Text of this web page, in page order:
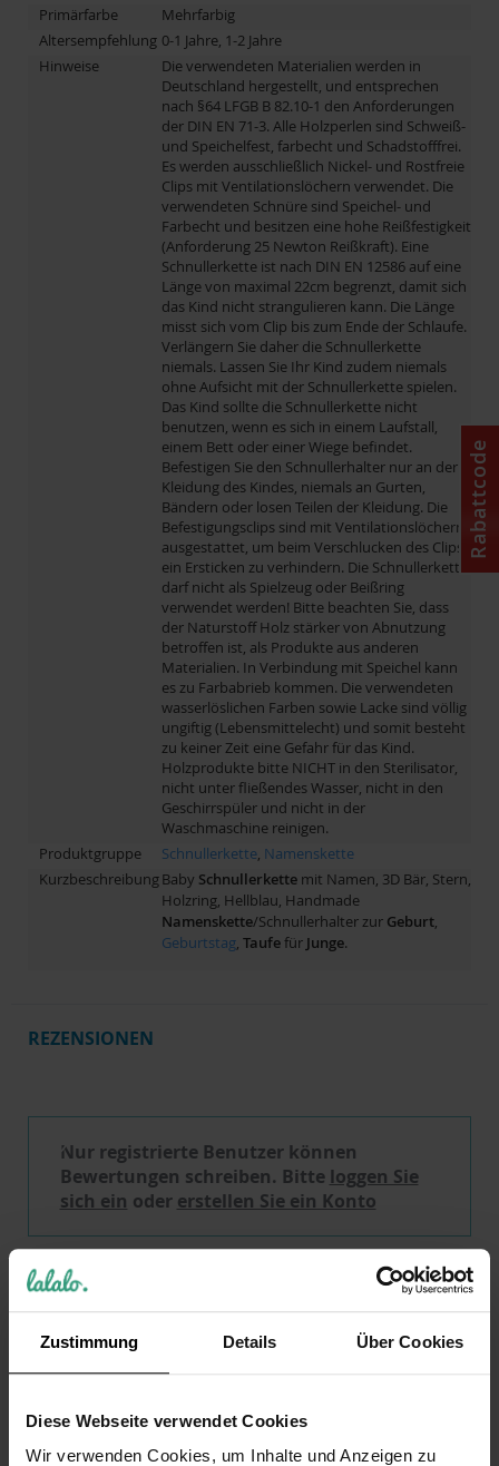
Zustimmung Details Über Cookies
Diese Webseite verwendet Cookies
Wir verwenden Cookies, um Inhalte und Anzeigen zu
Primärfarbe
Mehrfarbig
Altersempfehlung 0-1 Jahre, 1-2 Jahre
Hinweise
Die verwendeten Materialien werden in
Deutschland hergestellt, und entsprechen
nach §64 LFGB B 82.10-1 den Anforderungen
der DIN EN 71-3. Alle Holzperlen sind Schweiß-
und Speichelfest, farbecht und Schadstofffrei.
Es werden ausschließlich Nickel- und Rostfreie
Clips mit Ventilationslöchern verwendet. Die
verwendeten Schnüre sind Speichel- und
Farbecht und besitzen eine hohe Reißfestigkeit
(Anforderung 25 Newton Reißkraft). Eine
Schnullerkette ist nach DIN EN 12586 auf eine
Länge von maximal 22cm begrenzt, damit sich
das Kind nicht strangulieren kann. Die Länge
misst sich vom Clip bis zum Ende der Schlaufe.
Verlängern Sie daher die Schnullerkette
niemals. Lassen Sie Ihr Kind zudem niemals
ohne Aufsicht mit der Schnullerkette spielen.
Das Kind sollte die Schnullerkette nicht
benutzen, wenn es sich in einem Laufstall,
einem Bett oder einer Wiege befindet.
Befestigen Sie den Schnullerhalter nur an der
Kleidung des Kindes, niemals an Gurten,
Bändern oder losen Teilen der Kleidung. Die
Befestigungsclips sind mit Ventilationslöchern
ausgestattet, um beim Verschlucken des Clips
ein Ersticken zu verhindern. Die Schnullerkette
darf nicht als Spielzeug oder Beißring
verwendet werden! Bitte beachten Sie, dass
der Naturstoff Holz stärker von Abnutzung
betroffen ist, als Produkte aus anderen
Materialien. In Verbindung mit Speichel kann
es zu Farbabrieb kommen. Die verwendeten
wasserlöslichen Farben sowie Lacke sind völlig
ungiftig (Lebensmittelecht) und somit besteht
zu keiner Zeit eine Gefahr für das Kind.
Holzprodukte bitte NICHT in den Sterilisator,
nicht unter fließendes Wasser, nicht in den
Geschirrspüler und nicht in der
Waschmaschine reinigen.
Produktgruppe
Schnullerkette, Namenskette
KurzbeschreibungBaby Schnullerkette mit Namen, 3D Bär, Stern,
Holzring, Hellblau, Handmade
Namenskette/Schnullerhalter zur Geburt,
Geburtstag, Taufefür Junge.
REZENSIONEN
Nur registrierte Benutzer können
Bewertungen schreiben. Bitte loggen Sie
sich ein oder erstellen Sie ein Konto
KAUFTEN AUCH
Rabattcode